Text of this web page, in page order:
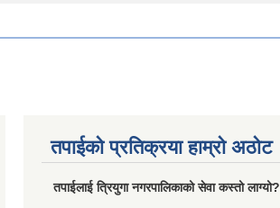
तपाईको प्रतिक्रया हाम्रो अठोट
तपाईलाई त्रियुगा नगरपालिकाको सेवा कस्तो लाग्यो?